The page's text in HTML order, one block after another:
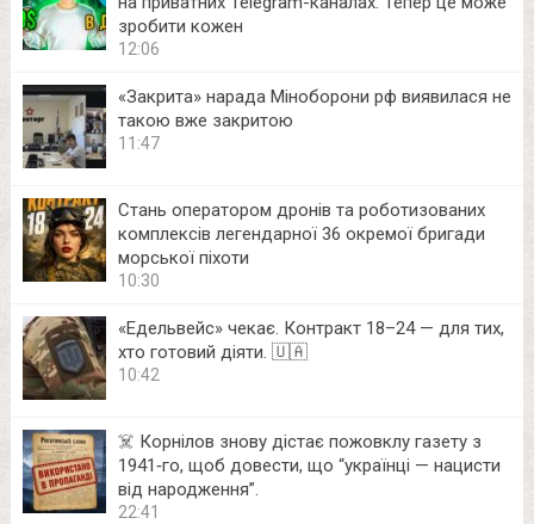
зробити кожен
12:06
«Закрита» нарада Міноборони рф виявилася не
такою вже закритою
11:47
Стань оператором дронів та роботизованих
комплексів легендарної 36 окремої бригади
морської піхоти
10:30
«Едельвейс» чекає. Контракт 18–24 — для тих,
хто готовий діяти. 🇺🇦
10:42
☠️ Корнілов знову дістає пожовклу газету з
1941‑го, щоб довести, що “українці — нацисти
від народження”.
22:41